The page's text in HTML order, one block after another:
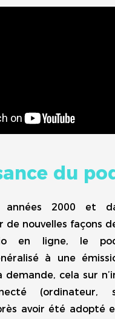
du
années 2000 et
de nouvelles façons
en ligne, le
à une
demande, cela sur
(ordinateur,
avoir été adopté